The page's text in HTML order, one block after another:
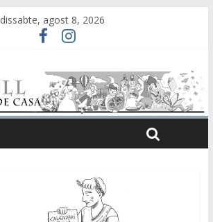
dissabte, agost 8, 2026